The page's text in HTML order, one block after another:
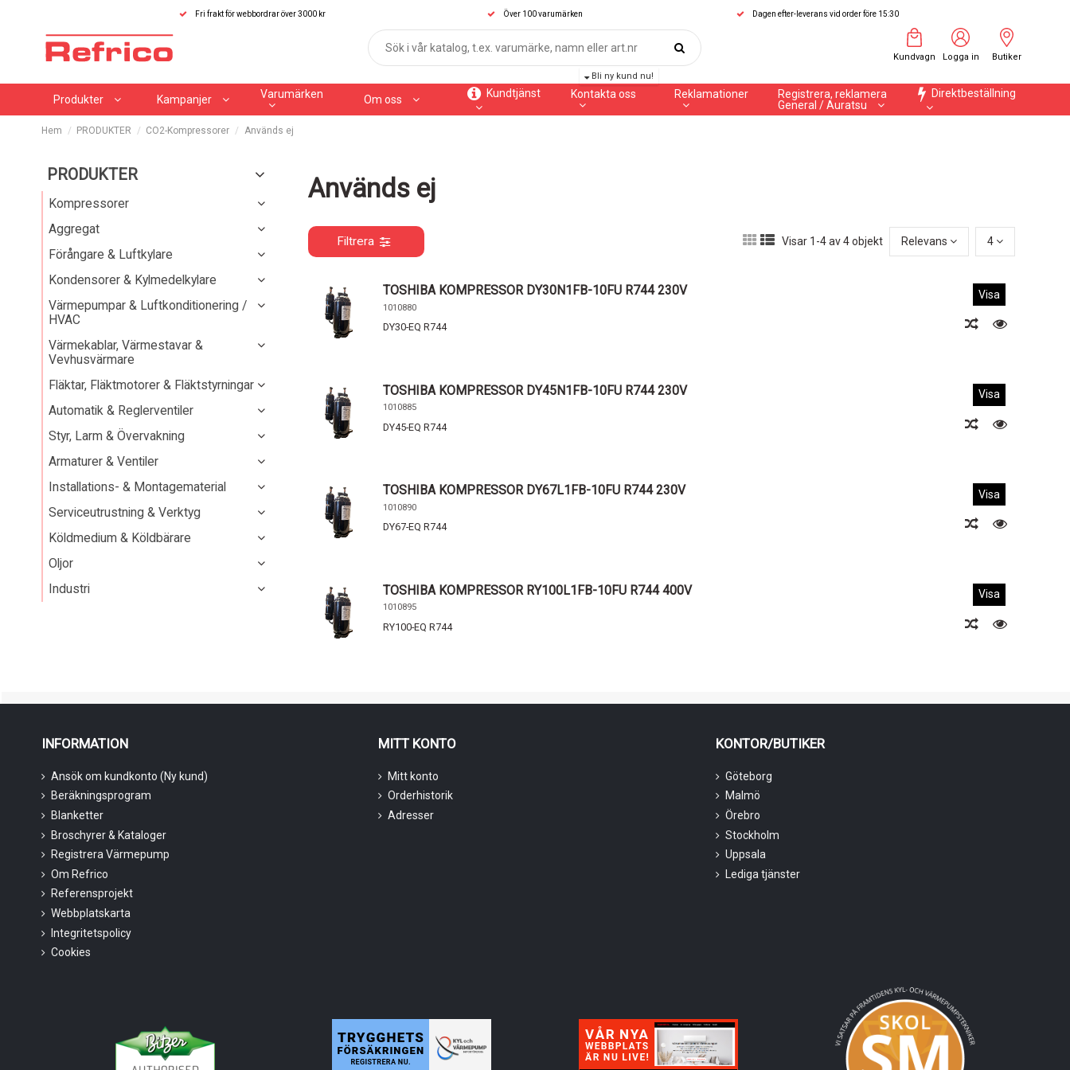
Fri frakt för webbordrar över 3000 kr Över 100 varumärken Dagen efter-leverans vid order före 15:30
Kundvagn Logga in Butiker
Produkter Kampanjer Varumärken Om oss
Kundtjänst Kontakta oss
Bli ny kund nu!
Reklamationer
Registrera, reklamera
General / Auratsu
Direktbeställning
Hem PRODUKTER CO2-Kompressorer Används ej
Används ej
Filtrera Visar 1-4 av 4 objekt Relevans 4
TOSHIBA KOMPRESSOR DY30N1FB-10FU R744 230V
1010880
DY30-EQ R744
Visa
TOSHIBA KOMPRESSOR DY45N1FB-10FU R744 230V
1010885
DY45-EQ R744
Visa
TOSHIBA KOMPRESSOR DY67L1FB-10FU R744 230V
1010890
DY67-EQ R744
Visa
TOSHIBA KOMPRESSOR RY100L1FB-10FU R744 400V
1010895
RY100-EQ R744
Visa
PRODUKTER
Kompressorer
Aggregat
Förångare & Luftkylare
Kondensorer & Kylmedelkylare
Värmepumpar & Luftkonditionering /
HVAC
Värmekablar, Värmestavar &
Vevhusvärmare
Fläktar, Fläktmotorer & Fläktstyrningar
Automatik & Reglerventiler
Styr, Larm & Övervakning
Armaturer & Ventiler
Installations- & Montagematerial
Serviceutrustning & Verktyg
Köldmedium & Köldbärare
Oljor
Industri
INFORMATION
Ansök om kundkonto (Ny kund)
Beräkningsprogram
Blanketter
Broschyrer & Kataloger
Registrera Värmepump
Om Refrico
Referensprojekt
Webbplatskarta
Integritetspolicy
Cookies
MITT KONTO
Mitt konto
Orderhistorik
Adresser
KONTOR/BUTIKER
Göteborg
Malmö
Örebro
Stockholm
Uppsala
Lediga tjänster